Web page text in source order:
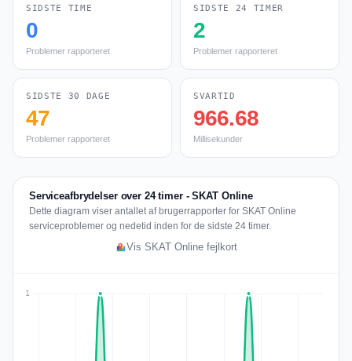
SIDSTE TIME
0
Problemer rapporteret
SIDSTE 24 TIMER
2
Problemer rapporteret
SIDSTE 30 DAGE
47
Problemer rapporteret
SVARTID
966.68
Millisekunder
Serviceafbrydelser over 24 timer - SKAT Online
Dette diagram viser antallet af brugerrapporter for SKAT Online
serviceproblemer og nedetid inden for de sidste 24 timer.
Vis SKAT Online fejlkort